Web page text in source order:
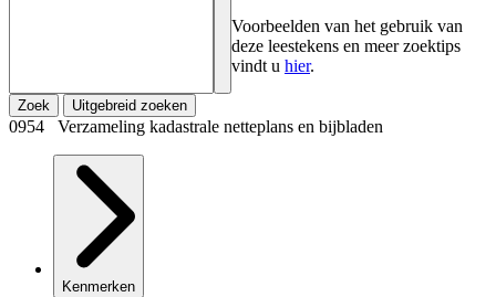
Voorbeelden van het gebruik van
deze leestekens en meer zoektips
vindt u hier.
Zoek Uitgebreid zoeken
0954 Verzameling kadastrale netteplans en bijbladen
Kenmerken